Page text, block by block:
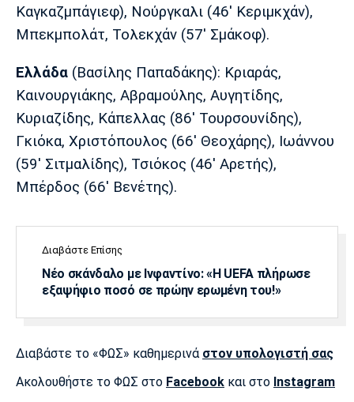
Καγκαζμπάγιεφ), Νούργκαλι (46' Κεριμκχάν),
Μπεκμπολάτ, Τολεκχάν (57' Σμάκοφ).
Ελλάδα (Βασίλης Παπαδάκης): Κριαράς,
Καινουργιάκης, Αβραμούλης, Αυγητίδης,
Κυριαζίδης, Κάπελλας (86' Τουρσουνίδης),
Γκιόκα, Χριστόπουλος (66' Θεοχάρης), Ιωάννου
(59' Σιτμαλίδης), Τσιόκος (46' Αρετής),
Μπέρδος (66' Βενέτης).
Διαβάστε Επίσης
Νέο σκάνδαλο με Ινφαντίνο: «Η UEFA πλήρωσε
εξαψήφιο ποσό σε πρώην ερωμένη του!»
Διαβάστε το «ΦΩΣ» καθημερινά στον υπολογιστή σας
Ακολουθήστε το ΦΩΣ στο Facebook και στο Instagram